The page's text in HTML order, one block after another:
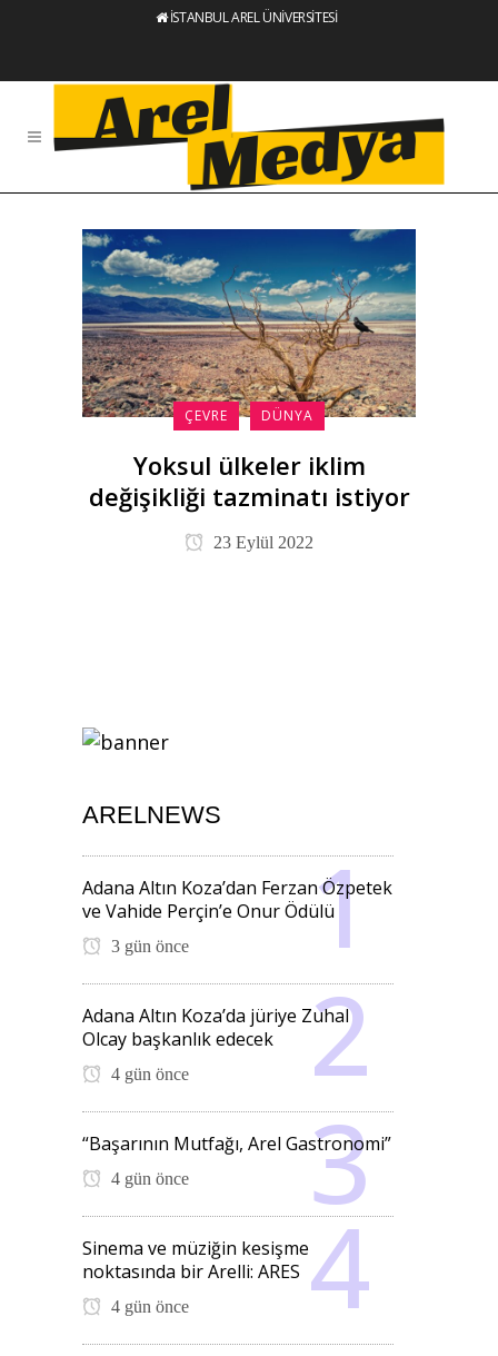
İSTANBUL AREL ÜNİVERSİTESİ
ÇEVRE DÜNYA
Yoksul ülkeler iklim
değişikliği tazminatı istiyor
23 Eylül 2022
ARELNEWS
Adana Altın Koza’dan Ferzan Özpetek
ve Vahide Perçin’e Onur Ödülü
3 gün önce
Adana Altın Koza’da jüriye Zuhal
Olcay başkanlık edecek
4 gün önce
“Başarının Mutfağı, Arel Gastronomi”
4 gün önce
Sinema ve müziğin kesişme
noktasında bir Arelli: ARES
4 gün önce